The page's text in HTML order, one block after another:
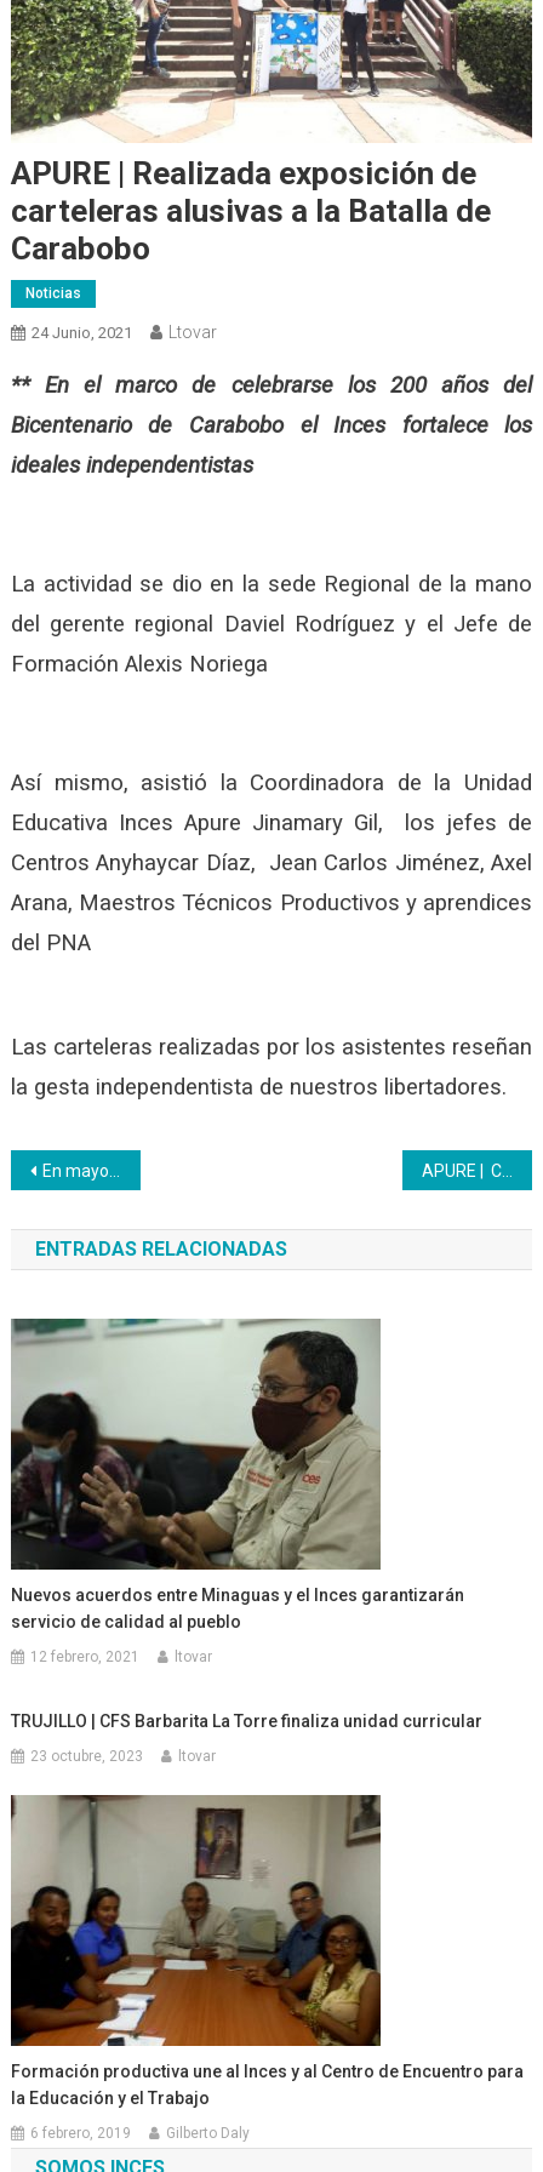
APURE | Realizada exposición de
carteleras alusivas a la Batalla de
Carabobo
Noticias
24 Junio, 2021 Ltovar
** En el marco de celebrarse los 200 años del
Bicentenario de Carabobo el Inces fortalece los
ideales independentistas
La actividad se dio en la sede Regional de la mano
del gerente regional Daviel Rodríguez y el Jefe de
Formación Alexis Noriega
Así mismo, asistió la Coordinadora de la Unidad
Educativa Inces Apure Jinamary Gil, los jefes de
Centros Anyhaycar Díaz, Jean Carlos Jiménez, Axel
Arana, Maestros Técnicos Productivos y aprendices
del PNA
Las carteleras realizadas por los asistentes reseñan
la gesta independentista de nuestros libertadores.
Navegación
de
entradas
En mayo se cumplieron 207 años de la Primera Batalla de Carabobo APURE | Celebramos desde Inces Apure el Bicentenario de Carabobo
ENTRADAS RELACIONADAS
Nuevos acuerdos entre Minaguas y el Inces garantizarán
servicio de calidad al pueblo
12 febrero, 2021 ltovar
TRUJILLO | CFS Barbarita La Torre finaliza unidad curricular
23 octubre, 2023 ltovar
Formación productiva une al Inces y al Centro de Encuentro para
la Educación y el Trabajo
6 febrero, 2019 Gilberto Daly